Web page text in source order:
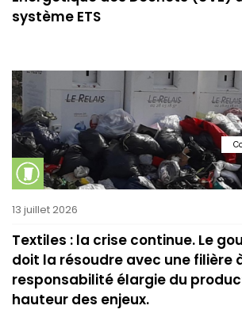
système ETS
13 juillet 2026
Textiles : la crise continue. Le
doit la résoudre avec une filière
responsabilité élargie du
hauteur des enjeux.